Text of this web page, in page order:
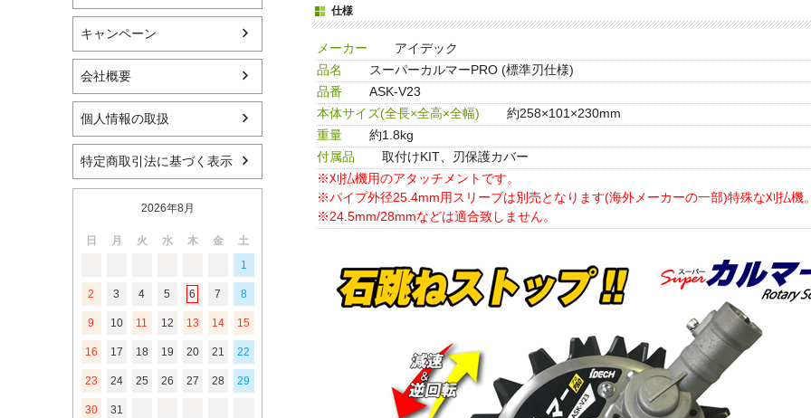
キャンペーン
会社概要
個人情報の取扱
特定商取引法に基づく表示
2026年8月
日 月 火 水 木 金
土
1
2 3 4 5 6 7 8
9 10 11 12 13 14 15
16 17 18 19 20 21 22
23 24 25 26 27 28 29
30 31
仕様
メーカー
アイデック
品名
スーパーカルマーPRO (標準刃仕様)
品番
ASK-V23
本体サイズ(全長×全高×全幅)
約258×101×230mm
重量
約1.8kg
付属品
取付けKIT、刃保護カバー
※刈払機用のアタッチメントです。
※パイプ外径25.4mm用スリーブは別売となります(海外メーカーの一部)特殊な刈払機
※24.5mm/28mmなどは適合致しません。